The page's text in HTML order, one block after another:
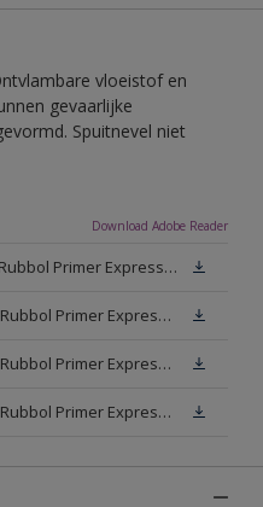
vloeistof en
gevaarlijke
Spuitnevel niet
Download Adobe Reader
Technisch Informatieblad Rubbol Primer Express (PDF)
Veiligheidsinformatieblad Rubbol Primer Express White (MSDS)
Veiligheidsinformatieblad Rubbol Primer Express W05 (MSDS)
Veiligheidsinformatieblad Rubbol Primer Express N00 (MSDS)